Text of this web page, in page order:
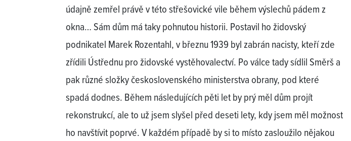
údajně zemřel právě v této střešovické vile během výslechů pádem z
okna… Sám dům má taky pohnutou historii. Postavil ho židovský
podnikatel Marek Rozentahl, v březnu 1939 byl zabrán nacisty, kteří zde
zřídili Ústřednu pro židovské vystěhovalectví. Po válce tady sídlil Směrš a
pak různé složky československého ministerstva obrany, pod které
spadá dodnes. Během následujících pěti let by prý měl dům projít
rekonstrukcí, ale to už jsem slyšel před deseti lety, kdy jsem měl možnost
ho navštívit poprvé. V každém případě by si to místo zasloužilo nějakou